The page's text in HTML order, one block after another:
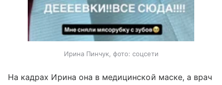
Ирина Пинчук, фото: соцсети
На кадрах Ирина она в медицинской маске, а врач